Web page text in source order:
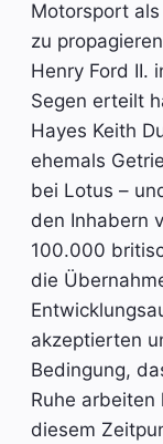
Motorsport
zu
Henry Ford II.
Segen erteilt
Hayes Keith
ehemals
bei Lotus –
den Inhabern
100.000
die
akzeptierten
Bedingung,
Ruhe arbeiten
diesem